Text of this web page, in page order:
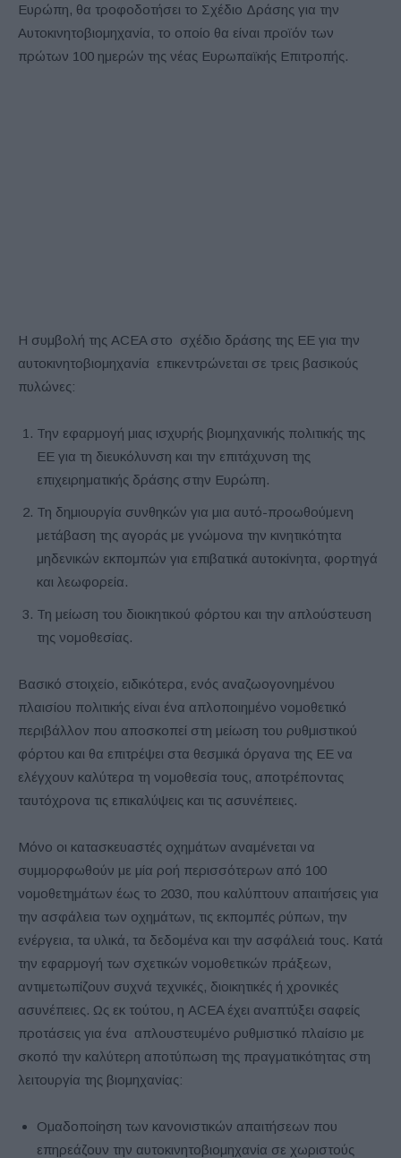
Ευρώπη, θα τροφοδοτήσει το Σχέδιο Δράσης για την
Αυτοκινητοβιομηχανία, το οποίο θα είναι προϊόν των
πρώτων 100 ημερών της νέας Ευρωπαϊκής Επιτροπής.
Η συμβολή της ACEA στο σχέδιο δράσης της ΕΕ για την
αυτοκινητοβιομηχανία επικεντρώνεται σε τρεις βασικούς
πυλώνες:
Την εφαρμογή μιας ισχυρής βιομηχανικής πολιτικής της
ΕΕ για τη διευκόλυνση και την επιτάχυνση της
επιχειρηματικής δράσης στην Ευρώπη.
Τη δημιουργία συνθηκών για μια αυτό-προωθούμενη
μετάβαση της αγοράς με γνώμονα την κινητικότητα
μηδενικών εκπομπών για επιβατικά αυτοκίνητα, φορτηγά
και λεωφορεία.
Τη μείωση του διοικητικού φόρτου και την απλούστευση
της νομοθεσίας.
Βασικό στοιχείο, ειδικότερα, ενός αναζωογονημένου
πλαισίου πολιτικής είναι ένα απλοποιημένο νομοθετικό
περιβάλλον που αποσκοπεί στη μείωση του ρυθμιστικού
φόρτου και θα επιτρέψει στα θεσμικά όργανα της ΕΕ να
ελέγχουν καλύτερα τη νομοθεσία τους, αποτρέποντας
ταυτόχρονα τις επικαλύψεις και τις ασυνέπειες.
Μόνο οι κατασκευαστές οχημάτων αναμένεται να
συμμορφωθούν με μία ροή περισσότερων από 100
νομοθετημάτων έως το 2030, που καλύπτουν απαιτήσεις για
την ασφάλεια των οχημάτων, τις εκπομπές ρύπων, την
ενέργεια, τα υλικά, τα δεδομένα και την ασφάλειά τους. Κατά
την εφαρμογή των σχετικών νομοθετικών πράξεων,
αντιμετωπίζουν συχνά τεχνικές, διοικητικές ή χρονικές
ασυνέπειες. Ως εκ τούτου, η ACEA έχει αναπτύξει σαφείς
προτάσεις για ένα απλουστευμένο ρυθμιστικό πλαίσιο με
σκοπό την καλύτερη αποτύπωση της πραγματικότητας στη
λειτουργία της βιομηχανίας:
Ομαδοποίηση των κανονιστικών απαιτήσεων που
επηρεάζουν την αυτοκινητοβιομηχανία σε χωριστούς